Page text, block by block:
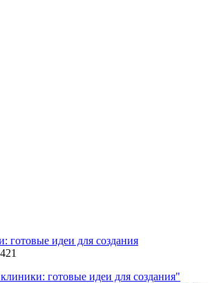
готовые идеи для создания
готовые идеи для создания"